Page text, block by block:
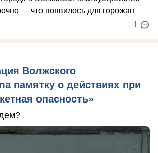
1
Волжского
памятку о действиях при
опасность»